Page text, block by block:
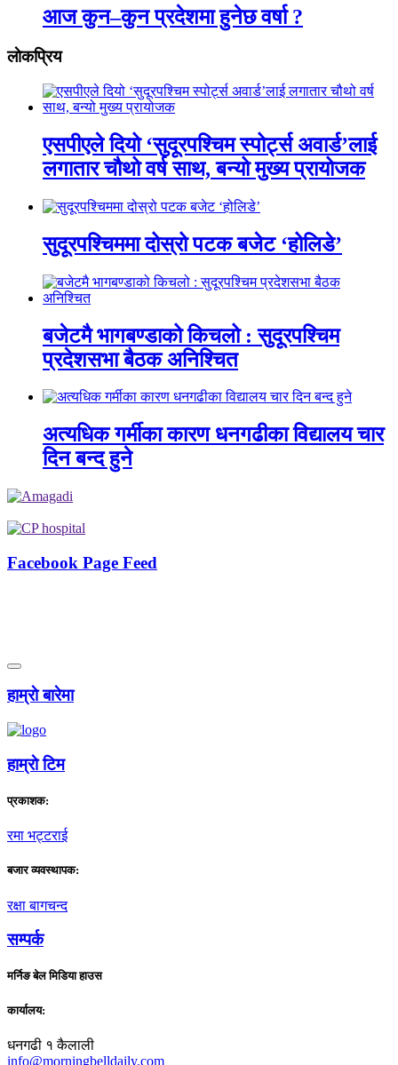
आज कुन–कुन प्रदेशमा हुनेछ वर्षा ?
लाेकप्रिय
एसपीएले दियो ‘सुदूरपश्चिम स्पोर्ट्स अवार्ड’लाई
लगातार चौथो वर्ष साथ, बन्यो मुख्य प्रायोजक
सुदूरपश्चिममा दोस्रो पटक बजेट ‘होलिडे’
बजेटमै भागबण्डाको किचलो : सुदूरपश्चिम
प्रदेशसभा बैठक अनिश्चित
अत्यधिक गर्मीका कारण धनगढीका विद्यालय चार
दिन बन्द हुने
Facebook Page Feed
हाम्राे बारेमा
हाम्राे टिम
प्रकाशक:
रमा भट्टराई
बजार व्यवस्थापक:
रक्षा बागचन्द
सम्पर्क
मर्निङ बेल मिडिया हाउस
कार्यालय:
धनगढी १ कैलाली
info@morningbelldaily.com